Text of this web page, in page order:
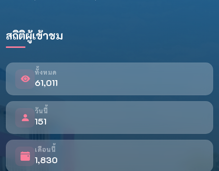
สถิติผู้เข้าชม
ทั้งหมด
61,011
วันนี้
151
เดือนนี้
1,830